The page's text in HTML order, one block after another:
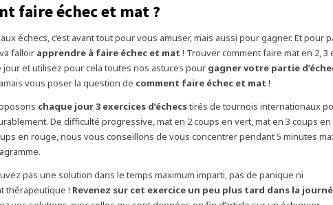
faire échec et mat ?
échecs, c’est avant tout pour vous amuser, mais aussi pour gagner. Et pour
falloir apprendre à faire échec et mat ! Trouver comment faire mat en 2, 3
jour et utilisez pour cela toutes nos astuces pour gagner votre partie
vous poser la question de comment faire échec et mat !
chaque jour 3 exercices d’échecstirés de tournois internationaux
De difficulté progressive, mat en 2 coups en vert, mat en 3 coups
en rouge, nous vous conseillons de vous concentrer pendant 5 minutes
pas une solution dans le temps maximum imparti, pas de panique ni
thérapeutique ! Revenez sur cet exercice un peu plus tard dans la